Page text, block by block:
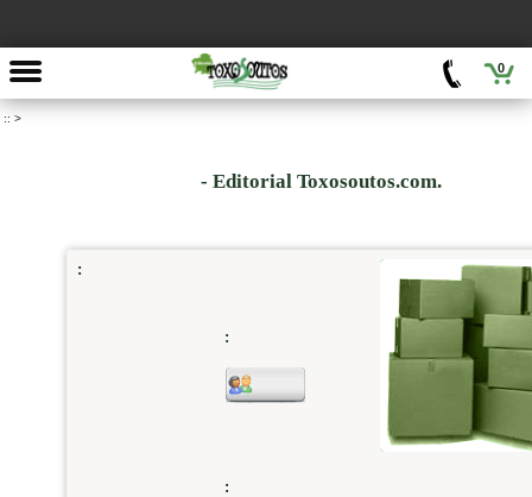
0
:: >
- Editorial Toxosoutos.com.
:
:
: